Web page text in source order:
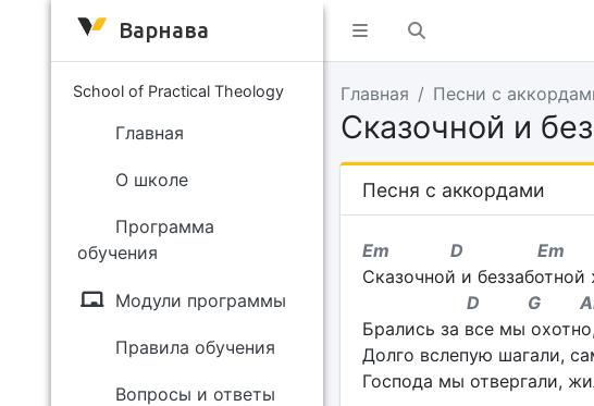
Варнава
School of Practical Theology
Главная
О школе
Программа
обучения
Модули программы
Правила обучения
Вопросы и ответы
Главная Песни с
Сказочной и
Песня с аккордами
Em D
Сказочной и
D G
Брались за все мы
Долго вслепую шагали,
Господа мы отвергали,